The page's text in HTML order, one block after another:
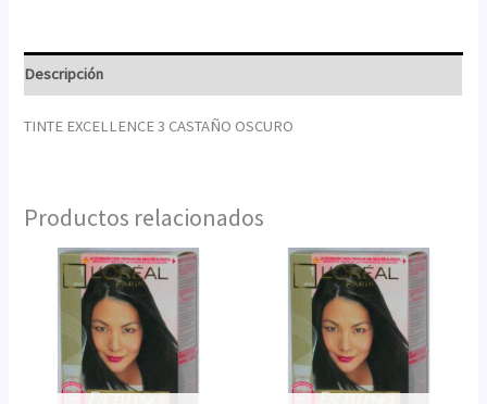
Descripción
TINTE EXCELLENCE 3 CASTAÑO OSCURO
Productos relacionados